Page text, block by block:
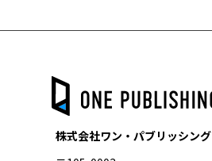
株式会社ワン・パブリッシング